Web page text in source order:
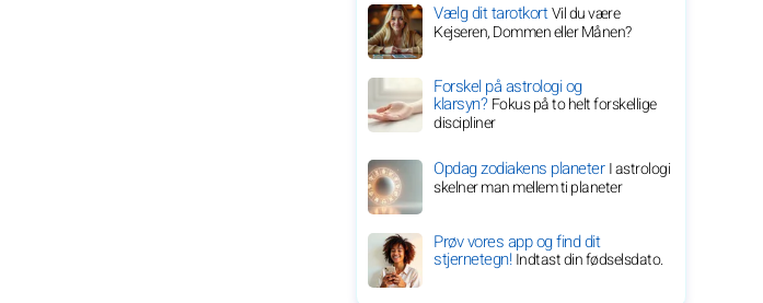
Vælg dit tarotkortVil du være
Kejseren, Dommen eller Månen?
Forskel på astrologi og
klarsyn?Fokus på to helt forskellige
discipliner
Opdag zodiakens planeterI astrologi
skelner man mellem ti planeter
Prøv vores app og find dit
stjernetegn!Indtast din fødselsdato.